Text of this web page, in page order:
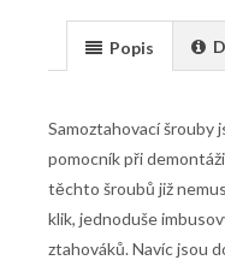
Popis
Samoztahovací šrouby
pomocník při
těchto šroubů již
klik, jednoduše
ztahováků. Navíc jsou